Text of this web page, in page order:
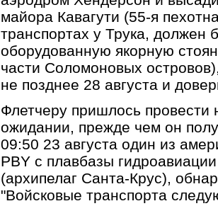
майора Кавагути (55-я
транспортах у Трука, должен
оборудованную якорную
части Соломоновых
не позднее 28 августа и
Флетчеру пришлось провести
ожидании, прежде чем он
09:50 23 августа один из
PBY с плавбазы
(архипелаг Санта-Крус),
"Войсковые транспорта